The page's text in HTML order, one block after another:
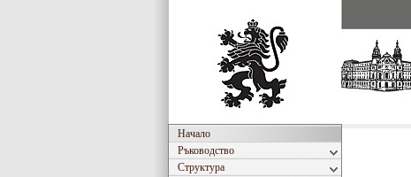
Начало
Ръководство
Структура